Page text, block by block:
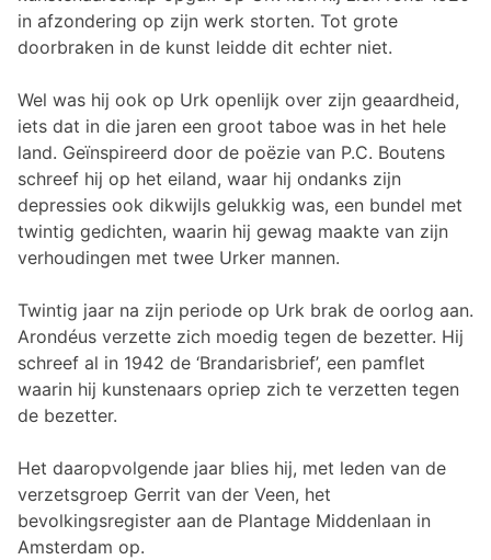
in afzondering op zijn werk storten. Tot grote
doorbraken in de kunst leidde dit echter niet.
Wel was hij ook op Urk openlijk over zijn geaardheid,
iets dat in die jaren een groot taboe was in het hele
land. Geïnspireerd door de poëzie van P.C. Boutens
schreef hij op het eiland, waar hij ondanks zijn
depressies ook dikwijls gelukkig was, een bundel met
twintig gedichten, waarin hij gewag maakte van zijn
verhoudingen met twee Urker mannen.
Twintig jaar na zijn periode op Urk brak de oorlog aan.
Arondéus verzette zich moedig tegen de bezetter. Hij
schreef al in 1942 de ‘Brandarisbrief’, een pamflet
waarin hij kunstenaars opriep zich te verzetten tegen
de bezetter.
Het daaropvolgende jaar blies hij, met leden van de
verzetsgroep Gerrit van der Veen, het
bevolkingsregister aan de Plantage Middenlaan in
Amsterdam op.